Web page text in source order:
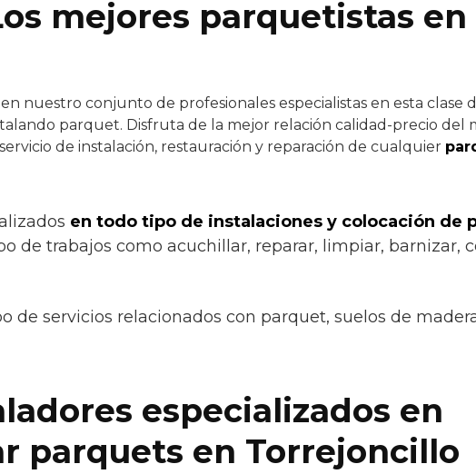
mejores parquetistas en
nuestro conjunto de profesionales especialistas en esta clase
parquet. Disfruta de la mejor relación calidad-precio del
de instalación, restauración y reparación de cualquier
en todo tipo de instalaciones y colocación de
de trabajos como acuchillar, reparar, limpiar, barnizar,
de servicios relacionados con parquet, suelos de
especializados en
parquets en Torrejoncillo